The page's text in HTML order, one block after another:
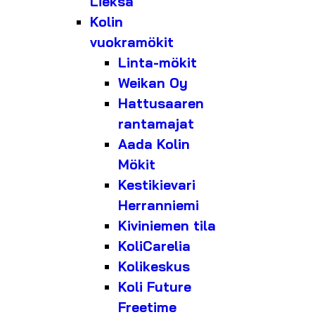
Kolin
vuokramökit
Linta-mökit
Weikan Oy
Hattusaaren
rantamajat
Aada Kolin
Mökit
Kestikievari
Herranniemi
Kiviniemen tila
KoliCarelia
Kolikeskus
Koli Future
Freetime